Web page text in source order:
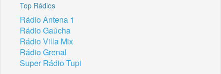
Top Rádios
Rádio Antena 1
Rádio Gaúcha
Rádio Villa Mix
Rádio Grenal
Super Rádio Tupi